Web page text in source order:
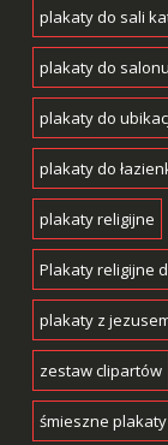
plakaty do sali
plakaty do
plakaty do
plakaty do
plakaty religijne
Plakaty religijne
plakaty z
zestaw clipartów
śmieszne